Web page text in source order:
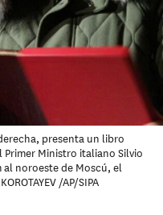
presenta un libro
Primer Ministro italiano Silvio
al noroeste de Moscú, el
/AP/SIPA